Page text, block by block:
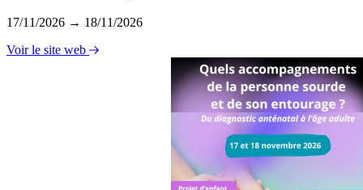
17/11/2026 → 18/11/2026
Voir le site web